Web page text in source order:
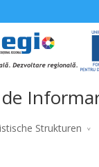
Strukturen